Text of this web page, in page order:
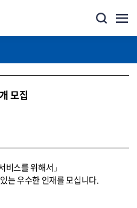
모집
비스를 위해서」
는 우수한 인재를 모십니다.